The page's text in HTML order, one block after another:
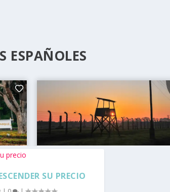
ESPAÑOLES
SU PRECIO